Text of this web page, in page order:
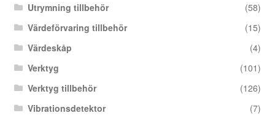
Utrymning tillbehör
(58)
Värdeförvaring tillbehör
(15)
Värdeskåp
(4)
Verktyg
(101)
Verktyg tillbehör
(126)
Vibrationsdetektor
(7)